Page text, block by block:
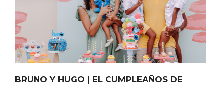
BRUNO Y HUGO | EL CUMPLEAÑOS DE